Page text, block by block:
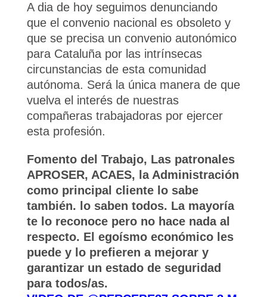
A dia de hoy seguimos denunciando
que el convenio nacional es obsoleto y
que se precisa un convenio autonómico
para Cataluña por las intrínsecas
circunstancias de esta comunidad
autónoma. Será la única manera de que
vuelva el interés de nuestras
compañeras trabajadoras por ejercer
esta profesión.
Fomento del Trabajo, Las patronales
APROSER, ACAES, la Administración
como principal cliente lo sabe
también. lo saben todos. La mayoría
te lo reconoce pero no hace nada al
respecto. El egoísmoeconómico les
puede y lo prefieren a mejorar y
garantizar un estado de seguridad
para todos/as.